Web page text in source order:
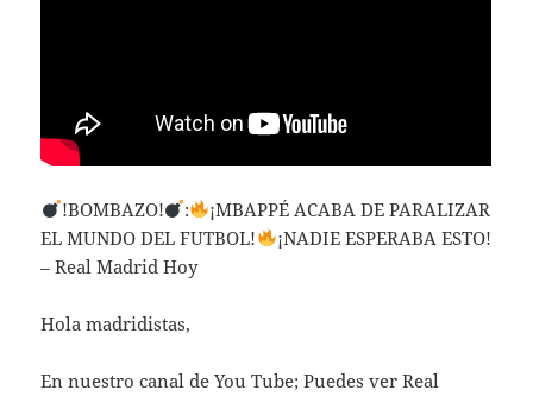
!BOMBAZO! :
¡MBAPPÉ ACABA DE PARALIZAR
EL MUNDO DEL FUTBOL!
¡NADIE ESPERABA ESTO!
– Real Madrid Hoy
Hola madridistas,
En nuestro canal de You Tube; Puedes ver Real